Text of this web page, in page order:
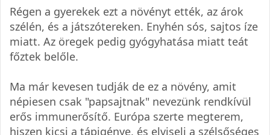
Régen a gyerekek ezt a növényt ették, az árok
szélén, és a játszótereken. Enyhén sós, sajtos íze
miatt. Az öregek pedig gyógyhatása miatt teát
főztek belőle.
Ma már kevesen tudják de ez a növény, amit
népiesen csak "papsajtnak" nevezünk rendkívül
erős immunerősítő. Európa szerte megterem,
hiszen kicsi a tápigénye, és elviseli a szélsőséges